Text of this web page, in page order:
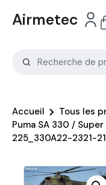
Airmetec
Accueil Tous les
Puma SA 330 /
225_330A22-2321-